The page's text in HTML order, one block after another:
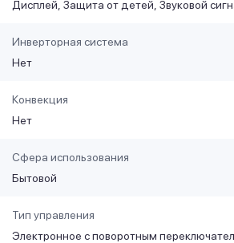
Дисплей Защита от детей Звуковой
Инверторная система
Нет
Конвекция
Нет
Сфера использования
Бытовой
Тип управления
Электронное с поворотным